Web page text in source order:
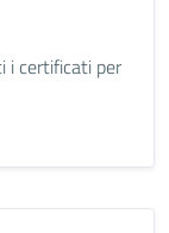
i certificati per